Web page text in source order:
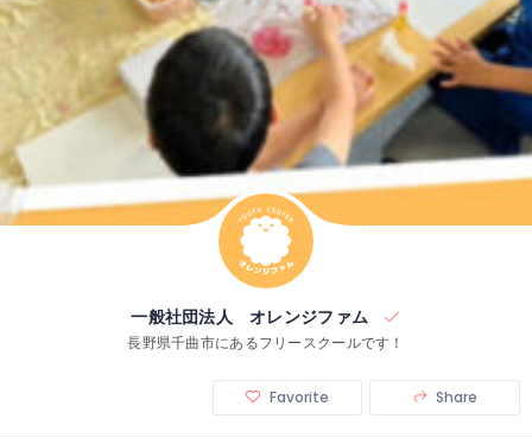
一般社団法人 オレンジファム
長野県千曲市にあるフリースクールです！
Favorite Share